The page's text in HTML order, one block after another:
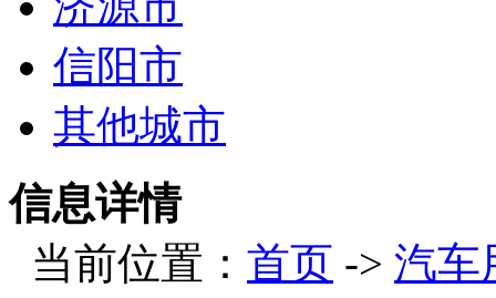
信阳市
其他城市
信息详情
当前位置： 首页 -> 汽车